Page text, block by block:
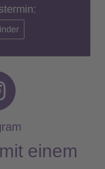
t
einem